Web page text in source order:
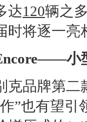
达120辆之
时将逐一
小
克品牌第二
”也有望引